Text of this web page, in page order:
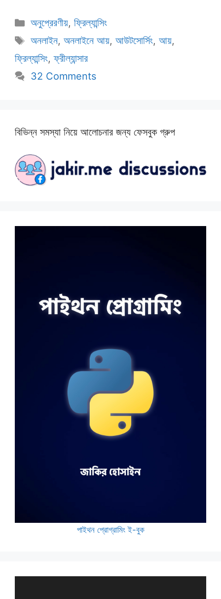
Categories
অনুপ্রেরণীয়, ফ্রিল্যান্সিং
Tags
অনলাইন, অনলাইনে আয়, আউটসোর্সিং, আয়,
ফ্রিল্যান্সিং,ফ্রীল্যান্সার
32 Comments
বিভিন্ন সমস্যা নিয়ে আলোচনার জন্য ফেসবুক গ্রুপ
পাইথন প্রোগ্রামিং ই-বুক